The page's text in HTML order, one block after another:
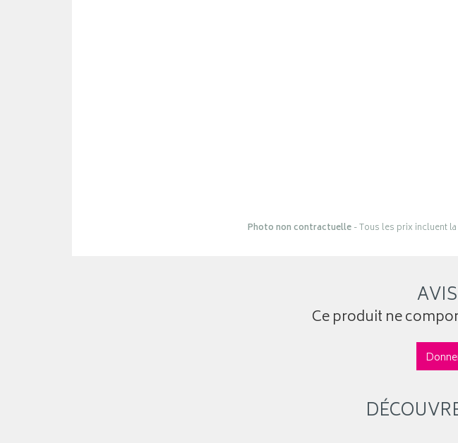
Photo non contractuelle- Tous les prix incluent la
Ce produit ne